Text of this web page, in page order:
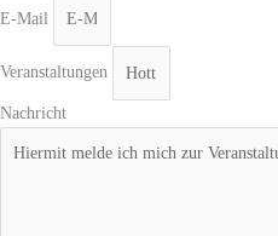
E-Mail
Veranstaltungen
Nachricht